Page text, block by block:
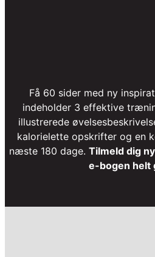
Få 60 sider med ny
indeholder 3 effektive
illustrerede
kalorielette opskrifter og en
næste 180 dage. Tilmeld dig
e-bogen helt